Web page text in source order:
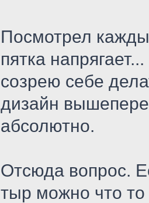
Посмотрел
пятка
созрею себе
дизайн
абсолютно.
Отсюда вопрос.
тыр можно что